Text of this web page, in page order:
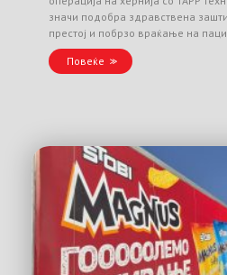
значи подобра здравствена
престој и побрзо враќање на
Повеќе